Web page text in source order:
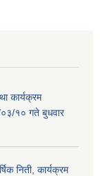
कार्यक्रम
०३/१० गते बुधवार
निती, कार्यक्रम